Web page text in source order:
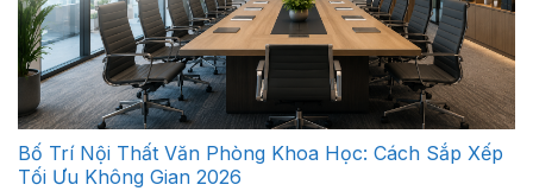
Bố Trí Nội Thất Văn Phòng Khoa Học: Cách Sắp Xếp
Tối Ưu Không Gian 2026